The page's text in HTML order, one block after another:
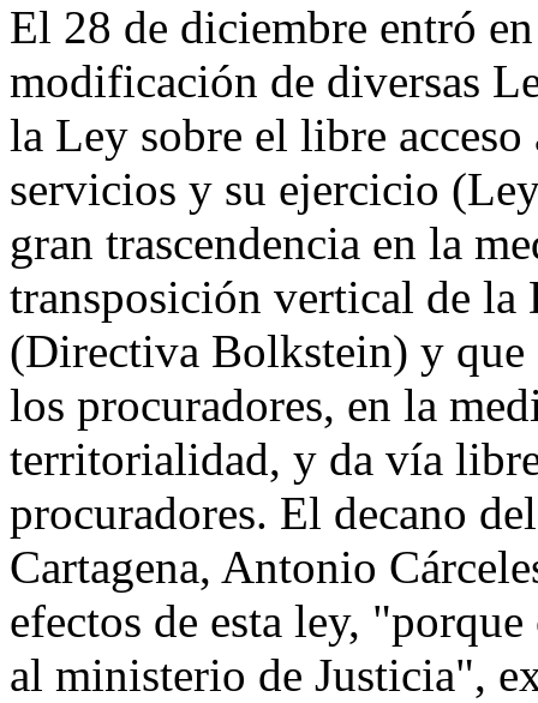
El 28 de diciembre entró
modificación de diversas
la Ley sobre el libre acceso
servicios y su ejercicio
gran trascendencia en la
transposición vertical de la
(Directiva Bolkstein) y que
los procuradores, en la
territorialidad, y da vía
procuradores. El decano
Cartagena, Antonio
efectos de esta ley,
al ministerio de Justicia",